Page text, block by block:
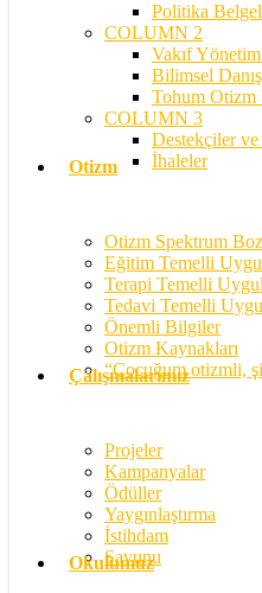
Politika
COLUMN 2
Vakıf
Bilimsel
Tohum Otizm
COLUMN 3
Destekçiler
İhaleler
Otizm
Otizm Spektrum
Eğitim Temelli
Terapi Temelli
Tedavi Temelli
Önemli Bilgiler
Otizm Kaynakları
“Çocuğum otizmli,
Çalışmalarımız
Projeler
Kampanyalar
Ödüller
Yaygınlaştırma
İstihdam
Savunu
Okulumuz